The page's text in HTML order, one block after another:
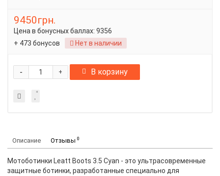
9450грн.
Цена в бонусных баллах: 9356
+ 473 бонусов
Нет в наличии
+
- В корзину
Описание Отзывы 0
Мотоботинки Leatt Boots 3.5 Cyan - это ультрасовременные
защитные ботинки, разработанные специально для